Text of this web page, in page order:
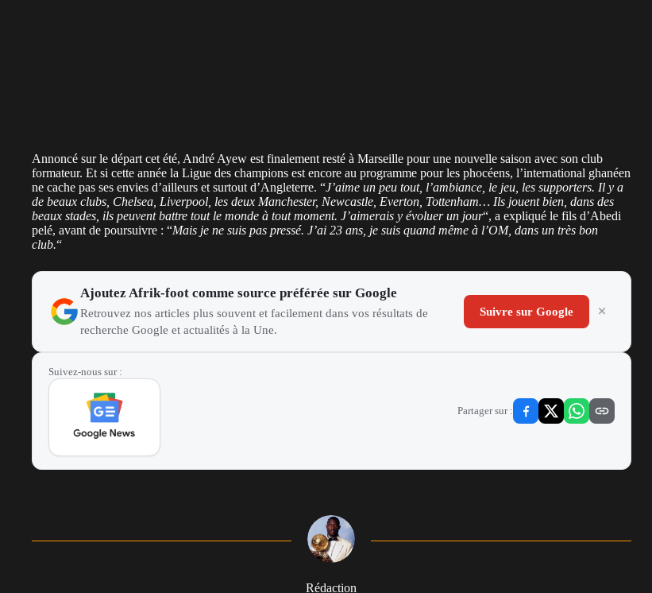
Annoncé sur le départ cet été, André Ayew est finalement resté à Marseille pour une nouvelle saison avec son club
formateur. Et si cette année la Ligue des champions est encore au programme pour les phocéens, l’international ghanéen
ne cache pas ses envies d’ailleurs et surtout d’Angleterre. “J’aime un peu tout, l’ambiance, le jeu, les supporters. Il y a
de beaux clubs, Chelsea, Liverpool, les deux Manchester, Newcastle, Everton, Tottenham… Ils jouent bien, dans des
beaux stades, ils peuvent battre tout le monde à tout moment. J’aimerais y évoluer un jour“, a expliqué le fils d’Abedi
pelé, avant de poursuivre : “Mais je ne suis pas pressé. J’ai 23 ans, je suis quand même à l’OM, dans un très bon
club.“
Ajoutez Afrik-foot comme source préférée sur Google
Retrouvez nos articles plus souvent et facilement dans vos résultats de
recherche Google et actualités à la Une.
Suivre sur Google
Suivez-nous sur :
Partager sur :
Rédaction